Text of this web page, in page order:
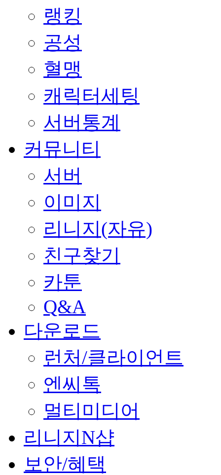
랭킹
공성
혈맹
캐릭터세팅
서버통계
커뮤니티
서버
이미지
리니지(자유)
친구찾기
카툰
Q&A
다운로드
런처/클라이언트
엔씨톡
멀티미디어
리니지N샵
보안/혜택